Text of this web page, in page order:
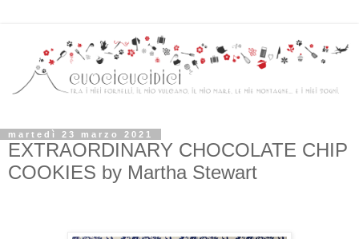
martedì 23 marzo 2021
EXTRAORDINARY CHOCOLATE CHIP
COOKIES by Martha Stewart